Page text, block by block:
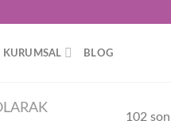
KURUMSAL BLOG
102